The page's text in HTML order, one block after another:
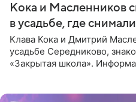
Кока и Масленников
в усадьбе, где
Клава Кока и Дмитрий
усадьбе Середниково,
«Закрытая школа».